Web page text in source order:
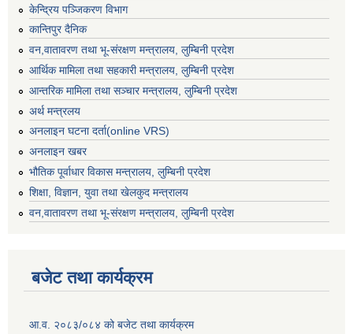
केन्द्रिय पञ्जिकरण विभाग
कान्तिपुर दैनिक
वन,वातावरण तथा भू-संरक्षण मन्त्रालय, लुम्बिनी प्रदेश
आर्थिक मामिला तथा सहकारी मन्त्रालय, लुम्बिनी प्रदेश
आन्तरिक मामिला तथा सञ्चार मन्त्रालय, लुम्बिनी प्रदेश
अर्थ मन्त्रलय
अनलाइन घटना दर्ता(online VRS)
अनलाइन खबर
भौतिक पूर्वाधार विकास मन्त्रालय, लुम्बिनी प्रदेश
शिक्षा, विज्ञान, युवा तथा खेलकुद मन्‍‍त्रालय
वन,वातावरण तथा भू-संरक्षण मन्त्रालय, लुम्बिनी प्रदेश
बजेट तथा कार्यक्रम
आ.व. २०८३/०८४ को बजेट तथा कार्यक्रम